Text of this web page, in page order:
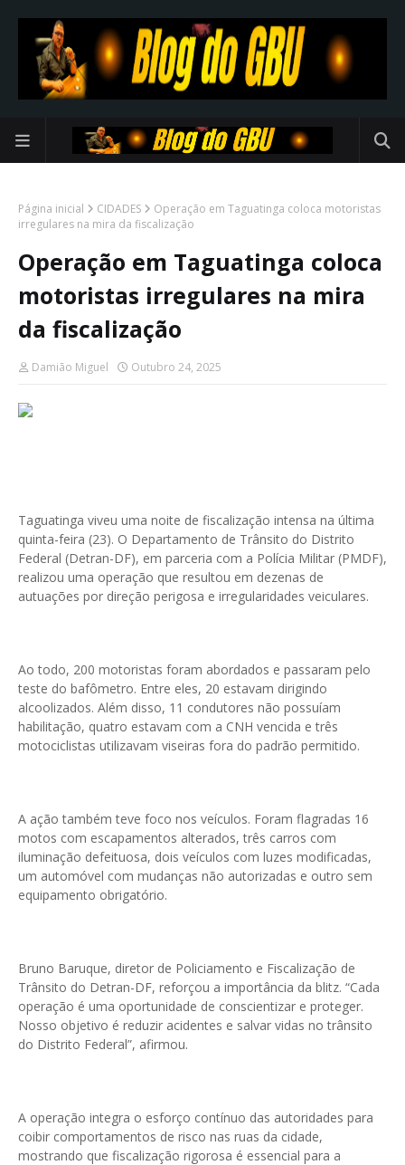
Página inicial CIDADES
Operação em Taguatinga coloca motoristas
irregulares na mira da fiscalização
Operação em Taguatinga coloca
motoristas irregulares na mira
da fiscalização
Damião Miguel Outubro 24, 2025
Taguatinga viveu uma noite de fiscalização intensa na última
quinta-feira (23). O Departamento de Trânsito do Distrito
Federal (Detran-DF), em parceria com a Polícia Militar (PMDF),
realizou uma operação que resultou em dezenas de
autuações por direção perigosa e irregularidades veiculares.
Ao todo, 200 motoristas foram abordados e passaram pelo
teste do bafômetro. Entre eles, 20 estavam dirigindo
alcoolizados. Além disso, 11 condutores não possuíam
habilitação, quatro estavam com a CNH vencida e três
motociclistas utilizavam viseiras fora do padrão permitido.
A ação também teve foco nos veículos. Foram flagradas 16
motos com escapamentos alterados, três carros com
iluminação defeituosa, dois veículos com luzes modificadas,
um automóvel com mudanças não autorizadas e outro sem
equipamento obrigatório.
Bruno Baruque, diretor de Policiamento e Fiscalização de
Trânsito do Detran-DF, reforçou a importância da blitz. “Cada
operação é uma oportunidade de conscientizar e proteger.
Nosso objetivo é reduzir acidentes e salvar vidas no trânsito
do Distrito Federal”, afirmou.
A operação integra o esforço contínuo das autoridades para
coibir comportamentos de risco nas ruas da cidade,
mostrando que fiscalização rigorosa é essencial para a